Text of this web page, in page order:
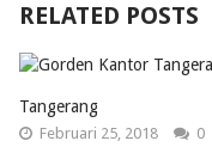
RELATED POSTS
Tangerang
Februari 25, 2018 0